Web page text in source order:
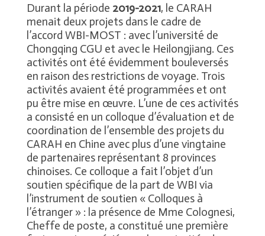
Durant la période 2019-2021, le CARAH
menait deux projets dans le cadre de
l’accord WBI-MOST : avec l’université de
Chongqing CGU et avec le Heilongjiang. Ces
activités ont été évidemment bouleversés
en raison des restrictions de voyage. Trois
activités avaient été programmées et ont
pu être mise en œuvre. L’une de ces activités
a consisté en un colloque d’évaluation et de
coordination de l’ensemble des projets du
CARAH en Chine avec plus d’une vingtaine
de partenaires représentant 8 provinces
chinoises. Ce colloque a fait l’objet d’un
soutien spécifique de la part de WBI via
l’instrument de soutien « Colloques à
l’étranger » : la présence de Mme Colognesi,
Cheffe de poste, a constitué une première